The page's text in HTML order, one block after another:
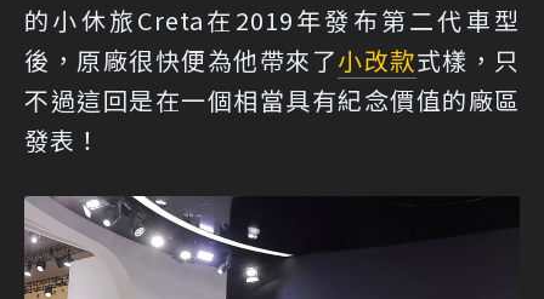
的小休旅Creta在2019年發布第二代車型
後，原廠很快便為他帶來了小改款式樣，只
不過這回是在一個相當具有紀念價值的廠區
發表！